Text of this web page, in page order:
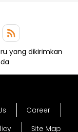
yang dikirimkan
Career
Site Map